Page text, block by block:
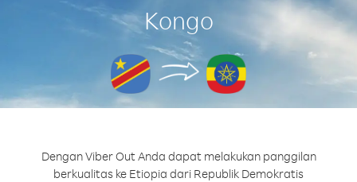
Kongo
Dengan Viber Out Anda dapat melakukan panggilan
berkualitas ke Etiopia dari Republik Demokratis